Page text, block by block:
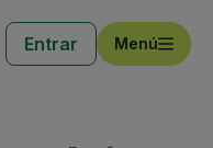
Entrar Menú